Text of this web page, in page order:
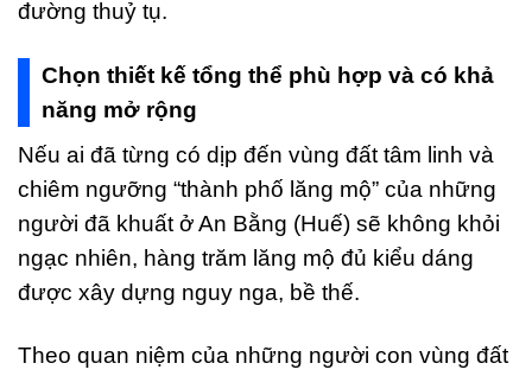
đường thuỷ tụ.
Chọn thiết kế tổng thể phù hợp và có khả
năng mở rộng
Nếu ai đã từng có dịp đến vùng đất tâm linh và
chiêm ngưỡng “thành phố lăng mộ” của những
người đã khuất ở An Bằng (Huế) sẽ không khỏi
ngạc nhiên, hàng trăm lăng mộ đủ kiểu dáng
được xây dựng nguy nga, bề thế.
Theo quan niệm của những người con vùng đất